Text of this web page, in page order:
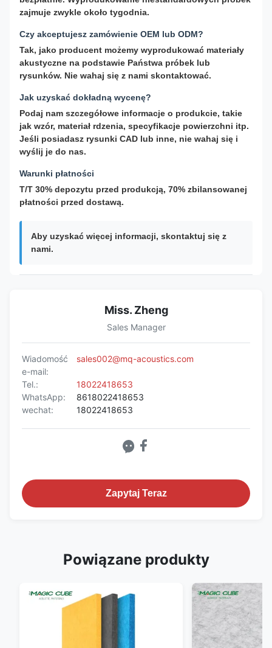
zajmuje zwykle około tygodnia.
Czy akceptujesz zamówienie OEM lub ODM?
Tak, jako producent możemy wyprodukować materiały
akustyczne na podstawie Państwa próbek lub
rysunków. Nie wahaj się z nami skontaktować.
Jak uzyskać dokładną wycenę?
Podaj nam szczegółowe informacje o produkcie, takie
jak wzór, materiał rdzenia, specyfikacje powierzchni itp.
Jeśli posiadasz rysunki CAD lub inne, nie wahaj się i
wyślij je do nas.
Warunki płatności
T/T 30% depozytu przed produkcją, 70% zbilansowanej
płatności przed dostawą.
Aby uzyskać więcej informacji, skontaktuj się z
nami.
Miss. Zheng
Sales Manager
Wiadomość
e-mail:
sales002@mq-acoustics.com
Tel.:
18022418653
WhatsApp:
8618022418653
wechat:
18022418653
Zapytaj Teraz
Powiązane produkty